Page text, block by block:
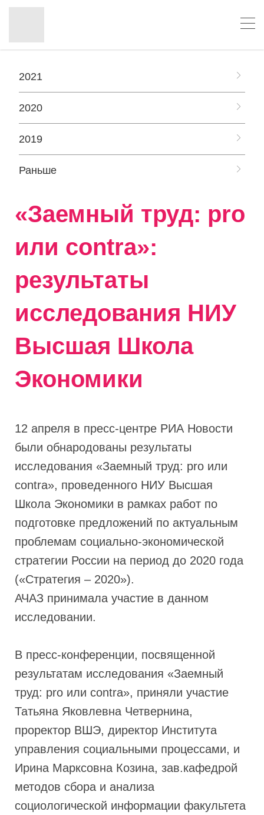
2021
2020
2019
Раньше
«Заемный труд: pro
или contra»:
результаты
исследования НИУ
Высшая Школа
Экономики
12 апреля в пресс-центре РИА Новости
были обнародованы результаты
исследования «Заемный труд: pro или
contra», проведенного НИУ Высшая
Школа Экономики в рамках работ по
подготовке предложений по актуальным
проблемам социально-экономической
стратегии России на период до 2020 года
(«Стратегия – 2020»).
АЧАЗ принимала участие в данном
исследовании.
В пресс-конференции, посвященной
результатам исследования «Заемный
труд: pro или contra», приняли участие
Татьяна Яковлевна Четвернина,
проректор ВШЭ, директор Института
управления социальными процессами, и
Ирина Марксовна Козина, зав.кафедрой
методов сбора и анализа
социологической информации факультета